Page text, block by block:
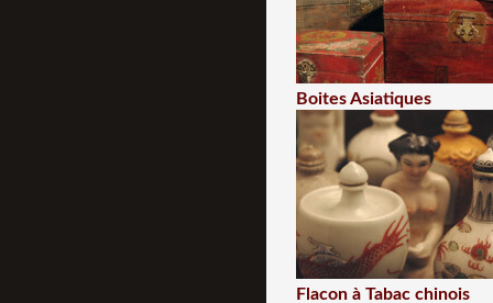
Boites Asiatiques
Flacon à Tabac chinois